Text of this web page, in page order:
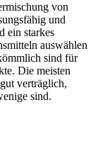
von
und
ein starkes
auswählen
sind für
Die meisten
verträglich,
sind.